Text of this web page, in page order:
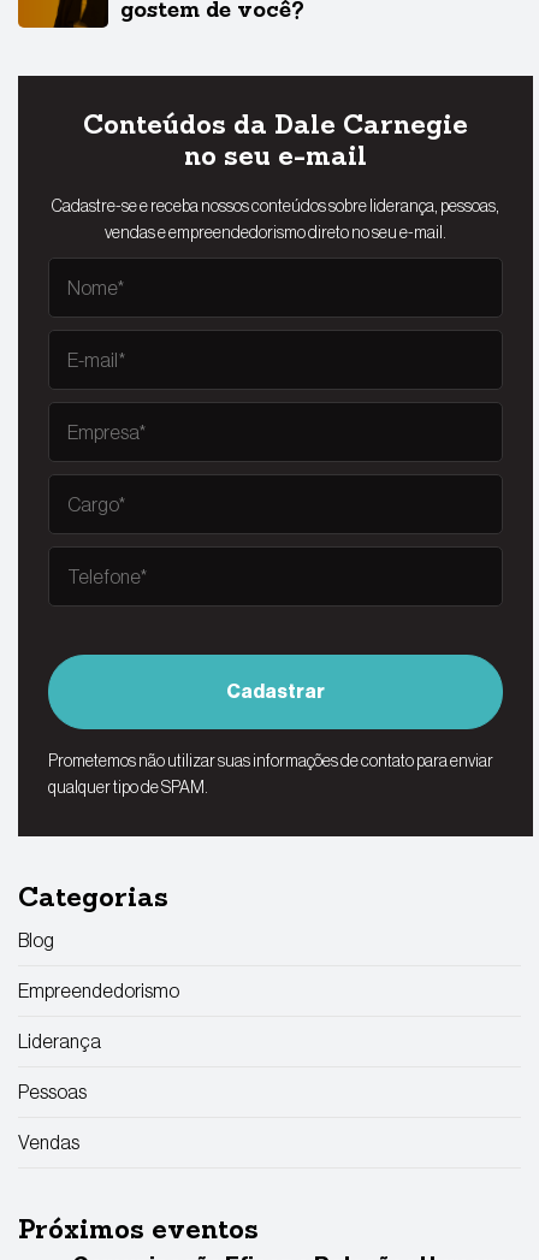
gostem de você?
Conteúdos da Dale Carnegie
no seu e-mail
Cadastre-se e receba nossos conteúdos sobre liderança, pessoas,
vendas e empreendedorismo direto no seu e-mail.
Cadastrar
Prometemos não utilizar suas informações de contato para enviar
qualquer tipo de SPAM.
Categorias
Blog
Empreendedorismo
Liderança
Pessoas
Vendas
Próximos eventos